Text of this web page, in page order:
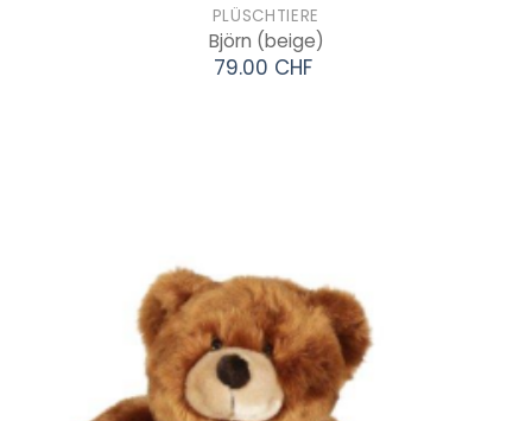
PLÜSCHTIERE
Björn (beige)
79.00 CHF